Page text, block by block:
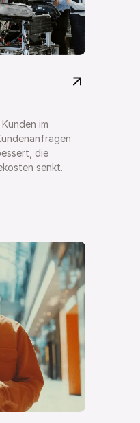
im
die
senkt.